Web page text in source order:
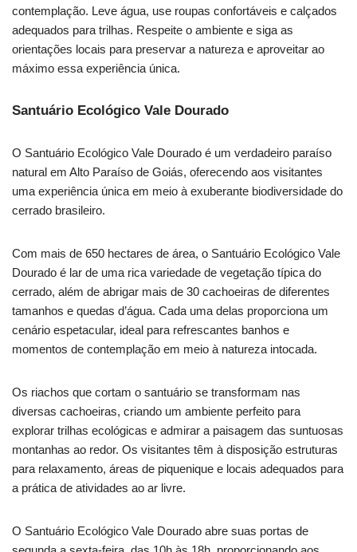
contemplação. Leve água, use roupas confortáveis e calçados
adequados para trilhas. Respeite o ambiente e siga as
orientações locais para preservar a natureza e aproveitar ao
máximo essa experiência única.
Santuário Ecológico Vale Dourado
O Santuário Ecológico Vale Dourado é um verdadeiro paraíso
natural em Alto Paraíso de Goiás, oferecendo aos visitantes
uma experiência única em meio à exuberante biodiversidade do
cerrado brasileiro.
Com mais de 650 hectares de área, o Santuário Ecológico Vale
Dourado é lar de uma rica variedade de vegetação típica do
cerrado, além de abrigar mais de 30 cachoeiras de diferentes
tamanhos e quedas d’água. Cada uma delas proporciona um
cenário espetacular, ideal para refrescantes banhos e
momentos de contemplação em meio à natureza intocada.
Os riachos que cortam o santuário se transformam nas
diversas cachoeiras, criando um ambiente perfeito para
explorar trilhas ecológicas e admirar a paisagem das suntuosas
montanhas ao redor. Os visitantes têm à disposição estruturas
para relaxamento, áreas de piquenique e locais adequados para
a prática de atividades ao ar livre.
O Santuário Ecológico Vale Dourado abre suas portas de